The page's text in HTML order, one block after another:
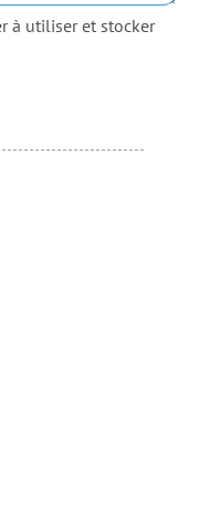
à utiliser et stocker